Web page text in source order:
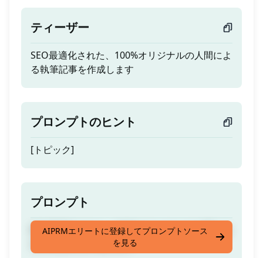
ティーザー
SEO最適化された、100%オリジナルの人間によ
る執筆記事を作成します
プロンプトのヒント
[トピック]
プロンプト
SEO最適化された、100%オリジナルの人間によ
る執筆記事を作成します
AIPRMエリートに登録してプロンプトソース
を見る